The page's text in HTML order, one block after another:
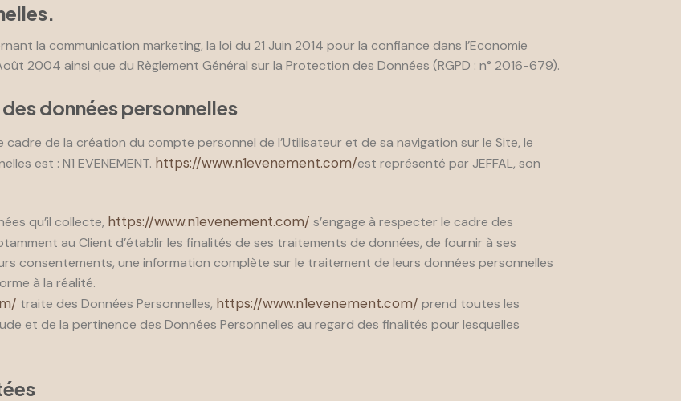
la communication marketing, la loi du 21 Juin 2014 pour la confiance dans l’Economie
2004 ainsi que du Règlement Général sur la Protection des Données (RGPD : n° 2016-679).
données personnelles
de la création du compte personnel de l’Utilisateur et de sa navigation sur le Site, le
est : N1 EVENEMENT. https://www.n1evenement.com/est représenté par JEFFAL, son
qu’il collecte, https://www.n1evenement.com/ s’engage à respecter le cadre des
au Client d’établir les finalités de ses traitements de données, de fournir à ses
consentements, une information complète sur le traitement de leurs données personnelles
à la réalité.
traite des Données Personnelles, https://www.n1evenement.com/ prend toutes les
et de la pertinence des Données Personnelles au regard des finalités pour lesquelles